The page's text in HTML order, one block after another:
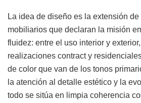
La idea de diseño es la extensión
mobiliarios que declaran la misión
fluidez: entre el uso interior y
realizaciones contract y
de color que van de los tonos
la atención al detalle estético y la
todo se sitúa en limpia coherencia